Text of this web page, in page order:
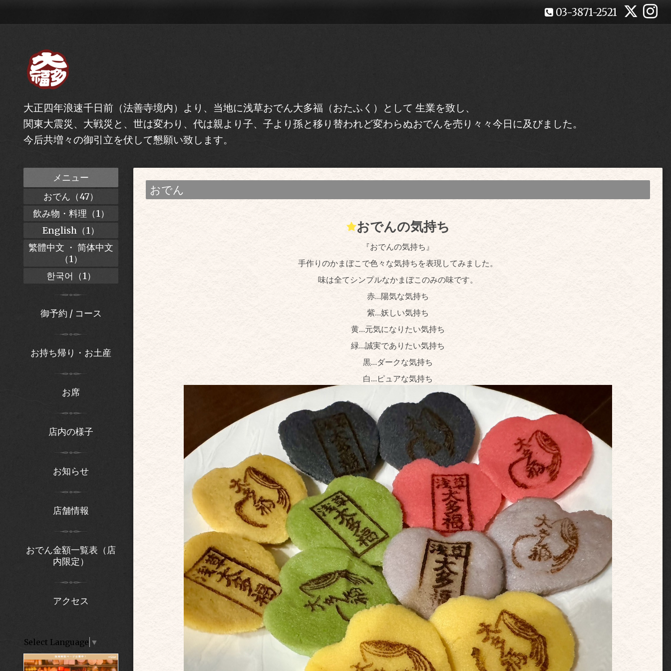
03-3871-2521
大正四年浪速千日前（法善寺境内）より、当地に浅草おでん大多福（おたふく）として 生業を致し、
関東大震災、大戦災と、世は変わり、代は親より子、子より孫と移り替われど変わらぬおでんを売り々々今日に及びました。
今后共増々の御引立を伏して懇願い致します。
おでん
おでんの気持ち
『おでんの気持ち』
手作りのかまぼこで色々な気持ちを表現してみました。
味は全てシンプルなかまぼこのみの味です。
赤…陽気な気持ち
紫…妖しい気持ち
黄…元気になりたい気持ち
緑…誠実でありたい気持ち
黒…ダークな気持ち
白…ピュアな気持ち
メニュー
おでん（47）
飲み物・料理（1）
English（1）
繁體中文 ・ 简体中文
（1）
한국어（1）
御予約 / コース
お持ち帰り・お土産
お席
店内の様子
お知らせ
店舗情報
おでん金額一覧表（店
内限定）
アクセス
Select Language ▼